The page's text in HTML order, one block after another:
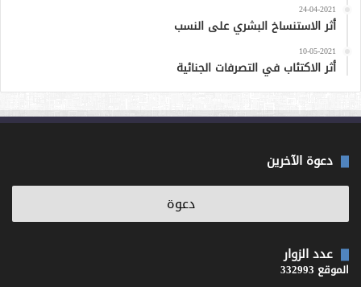
24-04-2021
أثر الاستنساخ البشري على النسب
10-05-2021
أثر الاكتئاب في التصرفات الجنائية
دعوة الآخرين
عدد الزوار
الموقع 332993